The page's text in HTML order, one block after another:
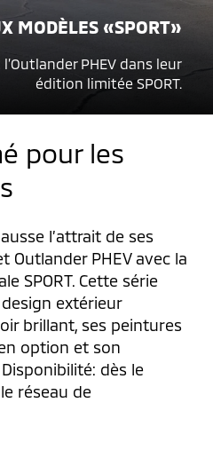
MODÈLES «SPORT»
l’Outlander PHEV dans leur
édition limitée SPORT.
pour les
l’attrait de ses
Outlander PHEV avec la
SPORT. Cette série
extérieur
brillant, ses peintures
option et son
dès le
réseau de